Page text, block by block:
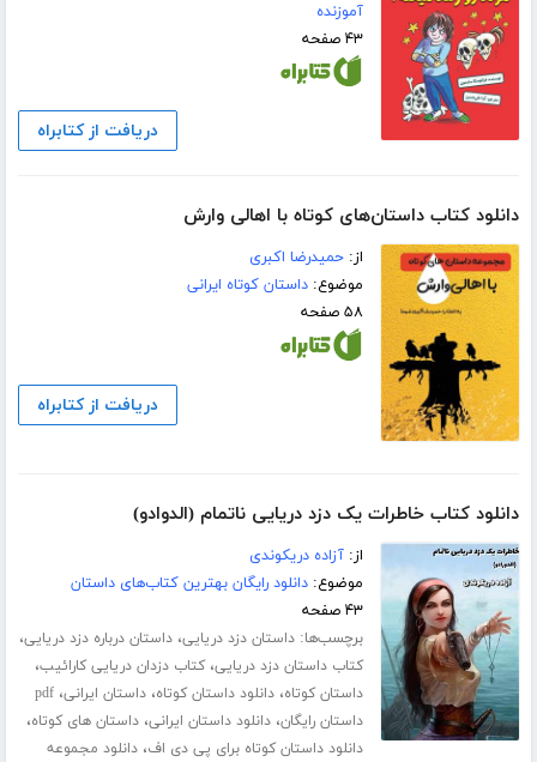
آموزنده
۴۳ صفحه
دریافت از کتابراه
دانلود کتاب داستان‌های کوتاه با اهالی وارش
از:حمیدرضا اکبری
موضوع:داستان کوتاه ایرانی
۵۸ صفحه
دریافت از کتابراه
دانلود کتاب خاطرات یک دزد دریایی ناتمام (الدوادو)
از:آزاده دریکوندی
موضوع:دانلود رایگان بهترین کتاب‌های داستان
۴۳ صفحه
برچسب‌ها:داستان دزد دریایی،داستان درباره دزد دریایی،
کتاب داستان دزد دریایی،کتاب دزدان دریایی کارائیب،
داستان کوتاه،دانلود داستان کوتاه،داستان ایرانی،pdf
داستان رایگان،دانلود داستان ایرانی،داستان های کوتاه،
دانلود داستان کوتاه برای پی دی اف،دانلود مجموعه